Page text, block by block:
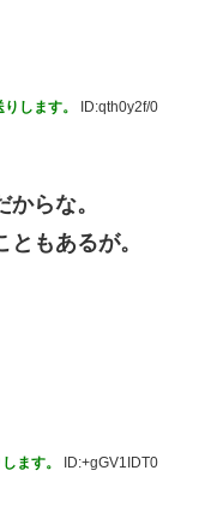
待報道、海外でも大騒
TBS、避難所に取材班
もチラリｗｗｗｗｗｗ
ば核戦争が始まってし
します。 ID:qth0y2f/0
からな。
もあるが。
ます。 ID:+gGV1IDT0